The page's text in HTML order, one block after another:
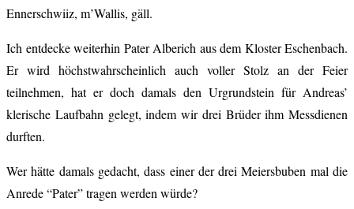
Ennerschwiiz, m’Wallis, gäll.
Ich entdecke weiterhin Pater Alberich aus dem Kloster Eschenbach.
Er wird höchstwahrscheinlich auch voller Stolz an der Feier
teilnehmen, hat er doch damals den Urgrundstein für Andreas’
klerische Laufbahn gelegt, indem wir drei Brüder ihm Messdienen
durften.
Wer hätte damals gedacht, dass einer der drei Meiersbuben mal die
Anrede “Pater” tragen werden würde?